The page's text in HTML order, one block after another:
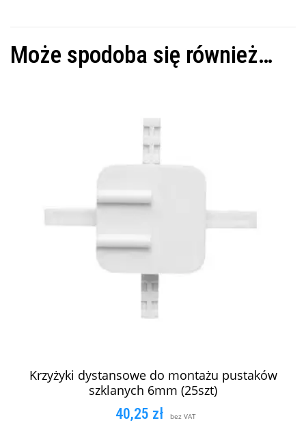
Może spodoba się również…
Krzyżyki dystansowe do montażu pustaków
szklanych 6mm (25szt)
40,25 zł bez VAT